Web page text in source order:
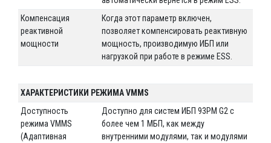
Компенсация
реактивной
мощности
Когда этот параметр включен,
позволяет компенсировать реактивную
мощность, производимую ИБП или
нагрузкой при работе в режиме ESS.
ХАРАКТЕРИСТИКИ РЕЖИМА VMMS
Доступность
режима VMMS
(Адаптивная
Доступно для систем ИБП 93PM G2 с
более чем 1 МБП, как между
внутренними модулями, так и модулями